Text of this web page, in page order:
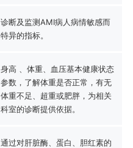
诊断及监测AMI病人病情敏感而
特异的指标。
身高 、体重、血压基本健康状态
参数，了解体重是否正常，有无
体重不足、超重或肥胖，为相关
科室的诊断提供依据。
通过对肝脏酶、蛋白、胆红素的